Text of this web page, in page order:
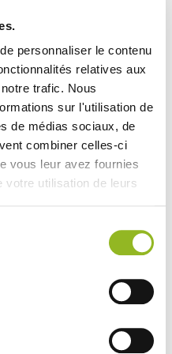
personnaliser le contenu
relatives aux
trafic. Nous
sur l'utilisation de
de médias sociaux, de
combiner celles-ci
vous leur avez fournies
votre utilisation de leurs
séparément.
micro-ondes.